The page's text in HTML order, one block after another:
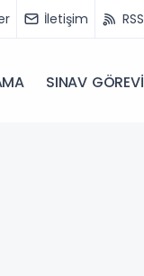
İletişim RSS
SINAV GÖREVİ